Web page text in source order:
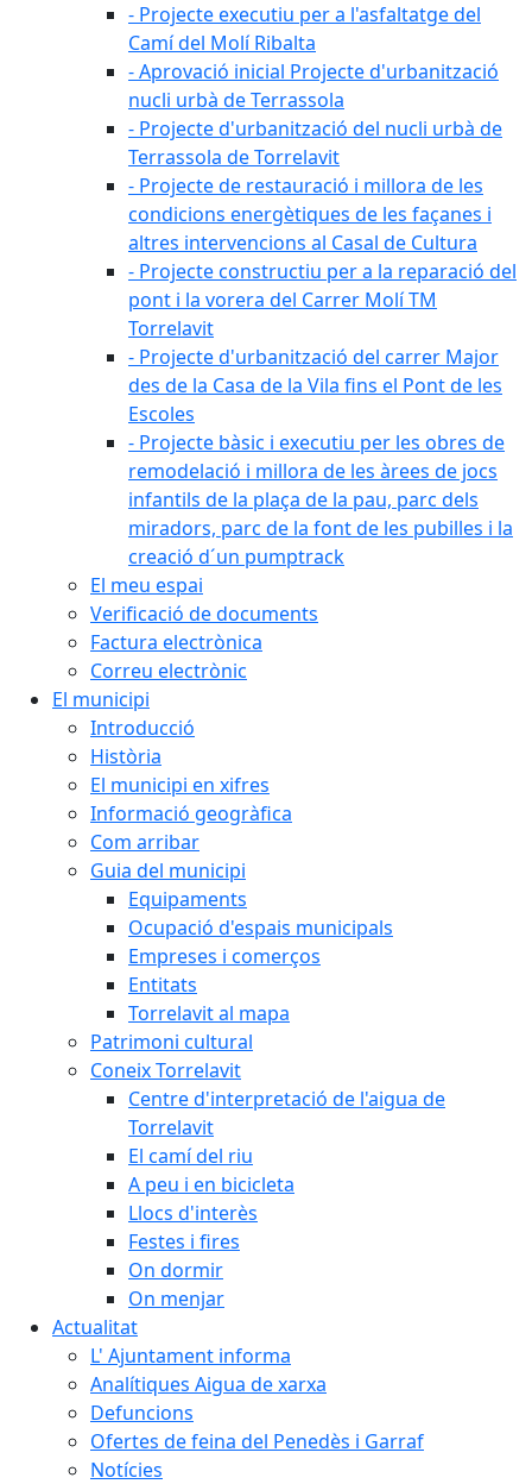
- Projecte executiu per a l'asfaltatge del
Camí del Molí Ribalta
- Aprovació inicial Projecte d'urbanització
nucli urbà de Terrassola
- Projecte d'urbanització del nucli urbà de
Terrassola de Torrelavit
- Projecte de restauració i millora de les
condicions energètiques de les façanes i
altres intervencions al Casal de Cultura
- Projecte constructiu per a la reparació del
pont i la vorera del Carrer Molí TM
Torrelavit
- Projecte d'urbanització del carrer Major
des de la Casa de la Vila fins el Pont de les
Escoles
- Projecte bàsic i executiu per les obres de
remodelació i millora de les àrees de jocs
infantils de la plaça de la pau, parc dels
miradors, parc de la font de les pubilles i la
creació d´un pumptrack
El meu espai
Verificació de documents
Factura electrònica
Correu electrònic
El municipi
Introducció
Història
El municipi en xifres
Informació geogràfica
Com arribar
Guia del municipi
Equipaments
Ocupació d'espais municipals
Empreses i comerços
Entitats
Torrelavit al mapa
Patrimoni cultural
Coneix Torrelavit
Centre d'interpretació de l'aigua de
Torrelavit
El camí del riu
A peu i en bicicleta
Llocs d'interès
Festes i fires
On dormir
On menjar
Actualitat
L' Ajuntament informa
Analítiques Aigua de xarxa
Defuncions
Ofertes de feina del Penedès i Garraf
Notícies